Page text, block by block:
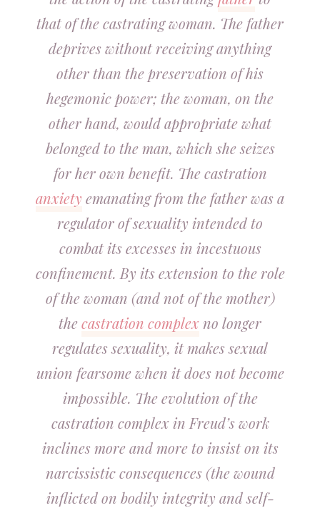
that of the castrating woman. The father
deprives without receiving anything
other than the preservation of his
hegemonic power; the woman, on the
other hand, would appropriate what
belonged to the man, which she seizes
for her own benefit. The castration
anxiety emanating from the father was a
regulator of sexuality intended to
combat its excesses in incestuous
confinement. By its extension to the role
of the woman (and not of the mother)
thecastration complex no longer
regulates sexuality, it makes sexual
union fearsome when it does not become
impossible. The evolution of the
castration complex in Freud’s work
inclines more and more to insist on its
narcissistic consequences (the wound
inflicted on bodily integrity and self-